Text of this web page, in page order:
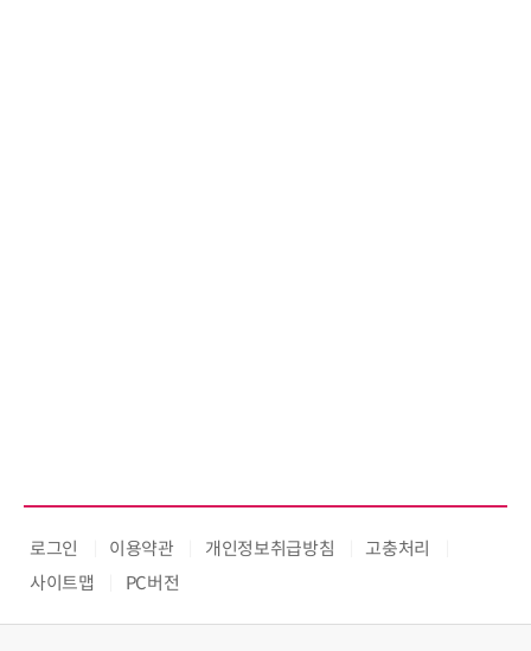
로그인 이용약관 개인정보취급방침
고충처리
사이트맵
PC버전